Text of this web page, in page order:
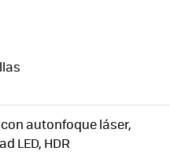
con autonfoque láser,
LED, HDR